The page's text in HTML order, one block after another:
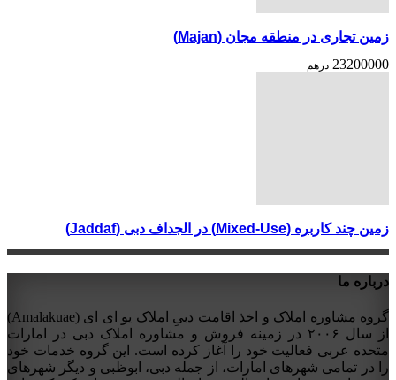
زمین تجاری در منطقه مجان (Majan)
23200000 درهم
زمین چند کاربره (Mixed-Use) در الجداف دبی (Jaddaf)
درباره ما
گروه مشاوره املاک و اخذ اقامت دبیِ املاک یو ای ای (Amalakuae)
از سال ۲۰۰۶ در زمینه فروش و مشاوره املاک دبی در امارات
متحده عربی فعالیت خود را آغاز کرده است. این گروه خدمات خود
را در تمامی شهرهای امارات، از جمله دبی، ابوظبی و دیگر شهرهای